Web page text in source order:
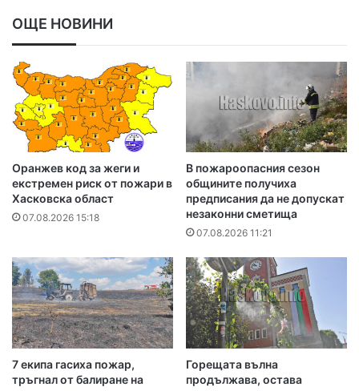
ОЩЕ НОВИНИ
Оранжев код за жеги и
екстремен риск от пожари в
Хасковска област
07.08.2026 15:18
В пожароопасния сезон
общините получиха
предписания да не допускат
незаконни сметища
07.08.2026 11:21
7 екипа гасиха пожар,
тръгнал от балиране на
Горещата вълна
продължава, остава